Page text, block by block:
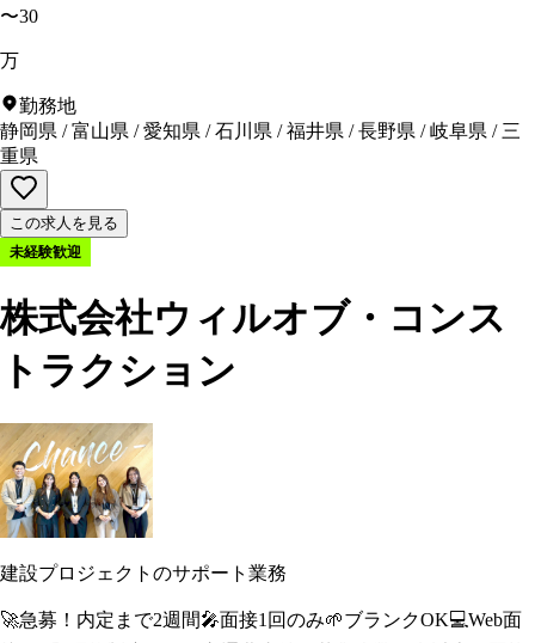
〜30
万
勤務地
静岡県 /富山県 /愛知県 /石川県 /福井県 /長野県 /岐阜県 / 三
重県
この求人を見る
未経験歓迎
株式会社ウィルオブ・コンス
トラクション
建設プロジェクトのサポート業務
🚀急募！内定まで2週間🎤面接1回のみ🌱ブランクOK💻Web面